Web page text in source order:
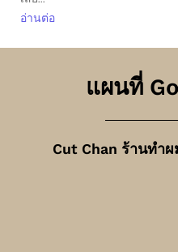
อ่านต่อ
แผนที่
Cut Chan ร้านทำ